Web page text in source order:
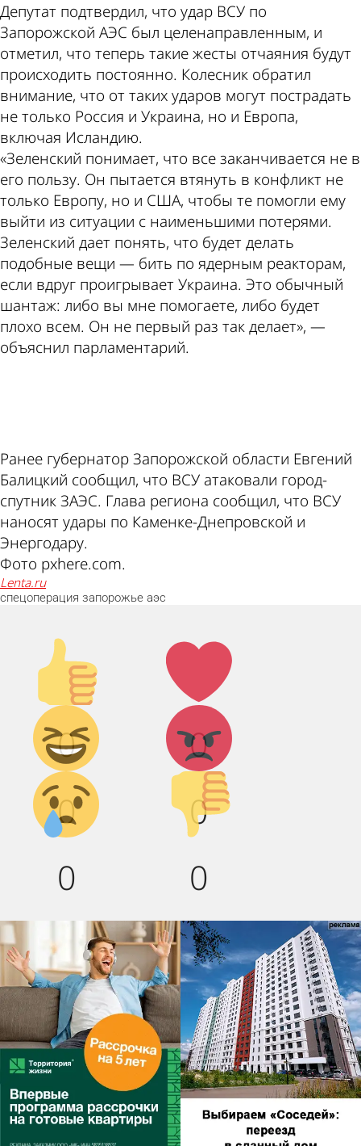
Депутат подтвердил, что удар ВСУ по
Запорожской АЭС был целенаправленным, и
отметил, что теперь такие жесты отчаяния будут
происходить постоянно. Колесник обратил
внимание, что от таких ударов могут пострадать
не только Россия и Украина, но и Европа,
включая Исландию.
«Зеленский понимает, что все заканчивается не в
его пользу. Он пытается втянуть в конфликт не
только Европу, но и США, чтобы те помогли ему
выйти из ситуации с наименьшими потерями.
Зеленский дает понять, что будет делать
подобные вещи — бить по ядерным реакторам,
если вдруг проигрывает Украина. Это обычный
шантаж: либо вы мне помогаете, либо будет
плохо всем. Он не первый раз так делает», —
объяснил парламентарий.
Ранее губернатор Запорожской области Евгений
Балицкий сообщил, что ВСУ атаковали город-
спутник ЗАЭС. Глава региона сообщил, что ВСУ
наносят удары по Каменке-Днепровской и
Энергодару.
Фото pxhere.com.
lenta.ru
спецоперация запорожье аэс
Палец
вверх!
0
Лайк!
0
Дикий
смех!
0
Агрессия!
0
Грусть :(
0
Палец
вниз!
0